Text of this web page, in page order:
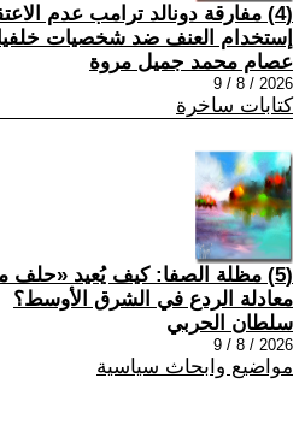
(4) مفارقة دونالد ترامب عدم
إستخدام العنف ضد شخصيات
عصام محمد جميل مروة
2026 / 8 / 9
كتابات ساخرة
(5) مظلة الصفا: كيف يُعيد «حلف
معادلة الردع في الشرق الأوسط؟
سلطان الحربي
2026 / 8 / 9
مواضيع وابحاث سياسية